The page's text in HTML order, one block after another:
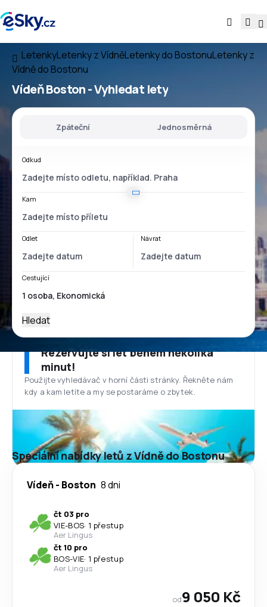
LetenkyLetenky z VídněLetenky do BostonuLetenky z
Vídně do Bostonu
Vídeň Boston- Vyhledat lety
Zpáteční Jednosměrná
Odkud
Kam
Odlet Návrat
Cestující
Hledat
Rezervujte si let během několika
minut!
Použijte vyhledávač v horní části stránky. Řekněte nám
kdy a kam letíte a my se postaráme o zbytek.
Speciální nabídky letů z Vídně do Bostonu
Vídeň- Boston 8 dni
čt 03 pro
VIE-BOS· 1 přestup
Aer Lingus
čt 10 pro
BOS-VIE· 1 přestup
Aer Lingus
od9 050 Kč